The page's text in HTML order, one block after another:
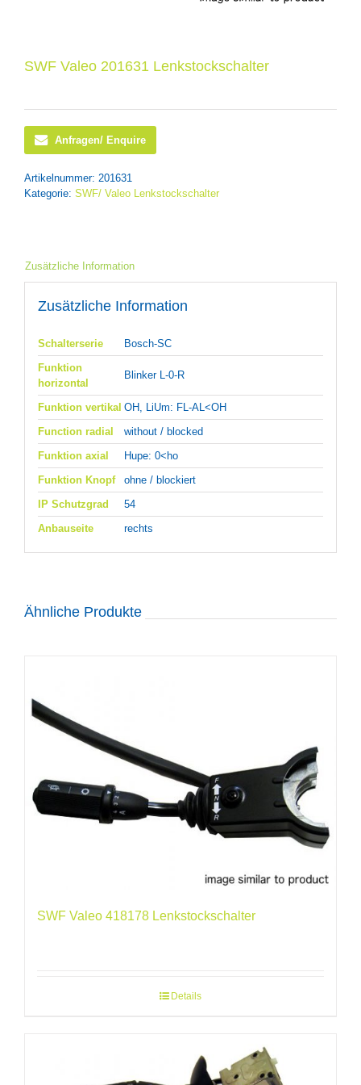
SWF Valeo 201631 Lenkstockschalter
Anfragen/ Enquire
Artikelnummer: 201631
Kategorie: SWF/ Valeo Lenkstockschalter
Zusätzliche Information
Zusätzliche Information
Schalterserie
Bosch-SC
Funktion
horizontal
Blinker L-0-R
Funktion vertikal OH, LiUm: FL-AL<OH
Function radial
without / blocked
Funktion axial
Hupe: 0<ho
Funktion Knopf
ohne / blockiert
IP Schutzgrad
54
Anbauseite
rechts
Ähnliche Produkte
SWF Valeo 418178 Lenkstockschalter
Details